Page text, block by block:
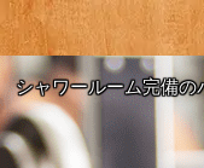
シャワールーム完備